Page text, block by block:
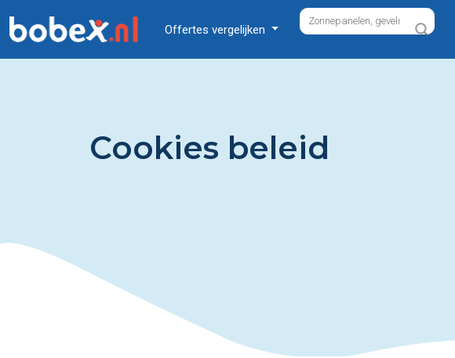
Offertes vergelijken
Cookies beleid